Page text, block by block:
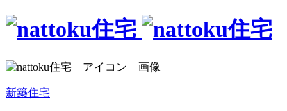
新築住宅